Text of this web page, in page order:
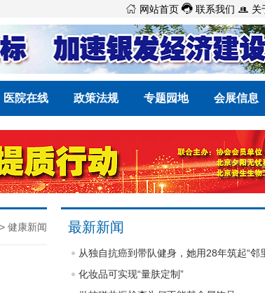
 网站首页  联系我们  关
医院在线 政策法规 专题园地 会展信息
> 健康新闻 最新新闻
从独自抗癌到带队健身，她用28年筑起“邻
化妆品可实现“量肤定制”